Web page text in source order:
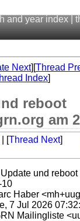
and year index
Next][Thread
Index]
reboot
am
| [Thread Next]
und
10
Haber
7 Jul 2026
Mailingliste